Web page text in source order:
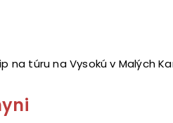
na túru na Vysokú v Malých